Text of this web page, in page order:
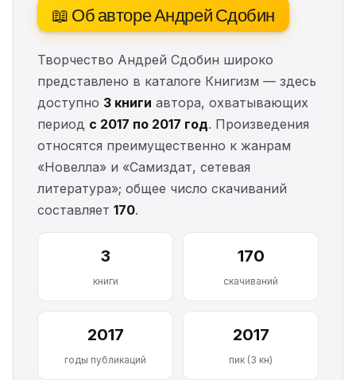
📖 Об авторе Андрей Сдобин
Творчество Андрей Сдобин широко
представлено в каталоге Книгизм — здесь
доступно 3 книги автора, охватывающих
период с 2017 по 2017 год. Произведения
относятся преимущественно к жанрам
«Новелла» и «Самиздат, сетевая
литература»; общее число скачиваний
составляет 170.
3
книги
170
скачиваний
2017
годы публикаций
2017
пик (3 кн)